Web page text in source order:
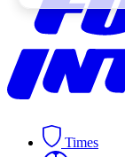
Times